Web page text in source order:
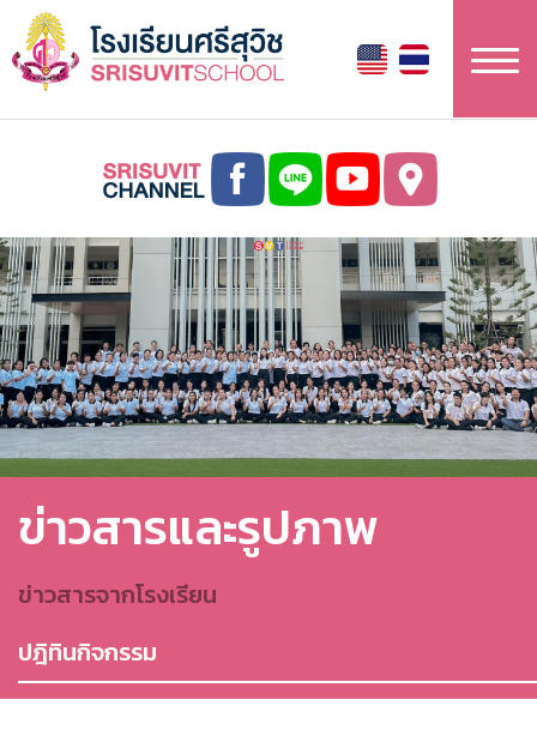
main
content
ข่าวสารและรูปภาพ
ข่าวสารจากโรงเรียน
ปฎิทินกิจกรรม